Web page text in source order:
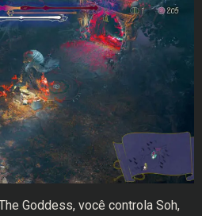
Goddess, você controla Soh,